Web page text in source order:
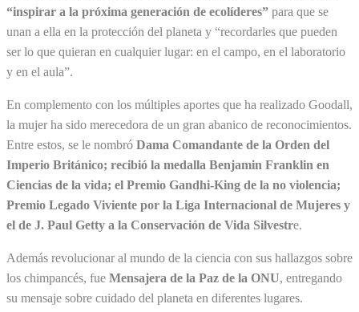
“inspirar a la próxima generación de ecolíderes” para que se
unan a ella en la protección del planeta y “recordarles que pueden
ser lo que quieran en cualquier lugar: en el campo, en el laboratorio
y en el aula”.
En complemento con los múltiples aportes que ha realizado Goodall,
la mujer ha sido merecedora de un gran abanico de reconocimientos.
Entre estos, se le nombró Dama Comandante de la Orden del
Imperio Británico; recibió la medalla Benjamin Franklin en
Ciencias de la vida; el Premio Gandhi-King de la no violencia;
Premio Legado Viviente por la Liga Internacional de Mujeres y
el de J. Paul Getty a la Conservación de Vida Silvestre.
Además revolucionar al mundo de la ciencia con sus hallazgos sobre
los chimpancés, fue Mensajera de la Paz de la ONU, entregando
su mensaje sobre cuidado del planeta en diferentes lugares.